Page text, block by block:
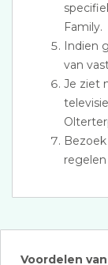
Family.
Indien
van
Je ziet
Voordelen